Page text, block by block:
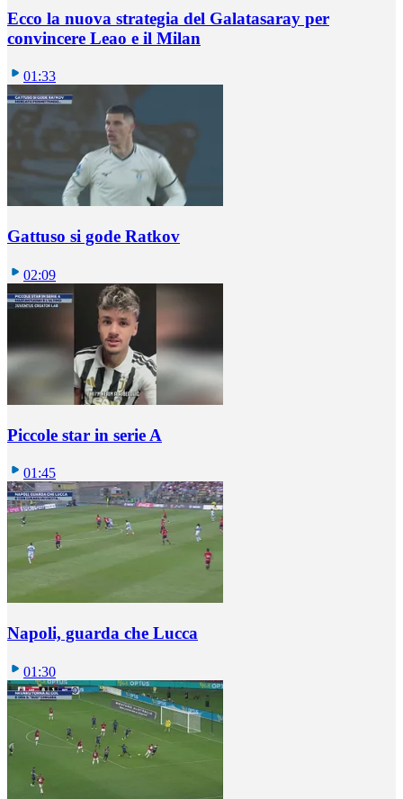
Ecco la nuova strategia del Galatasaray per
convincere Leao e il Milan
01:33
Gattuso si gode Ratkov
02:09
Piccole star in serie A
01:45
Napoli, guarda che Lucca
01:30